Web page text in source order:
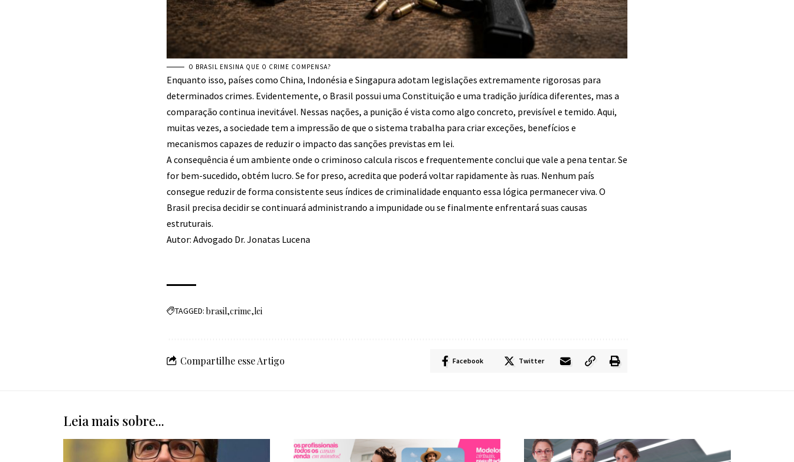
O BRASIL ENSINA QUE O CRIME COMPENSA?
Enquanto isso, países como China, Indonésia e Singapura adotam legislações extremamente rigorosas para
determinados crimes. Evidentemente, o Brasil possui uma Constituição e uma tradição jurídica diferentes, mas a
comparação continua inevitável. Nessas nações, a punição é vista como algo concreto, previsível e temido. Aqui,
muitas vezes, a sociedade tem a impressão de que o sistema trabalha para criar exceções, benefícios e
mecanismos capazes de reduzir o impacto das sanções previstas em lei.
A consequência é um ambiente onde o criminoso calcula riscos e frequentemente conclui que vale a pena tentar. Se
for bem-sucedido, obtém lucro. Se for preso, acredita que poderá voltar rapidamente às ruas. Nenhum país
consegue reduzir de forma consistente seus índices de criminalidade enquanto essa lógica permanecer viva. O
Brasil precisa decidir se continuará administrando a impunidade ou se finalmente enfrentará suas causas
estruturais.
Autor: Advogado Dr. Jonatas Lucena
TAGGED: brasil crime lei
Compartilhe esse Artigo Facebook Twitter
Leia mais sobre...